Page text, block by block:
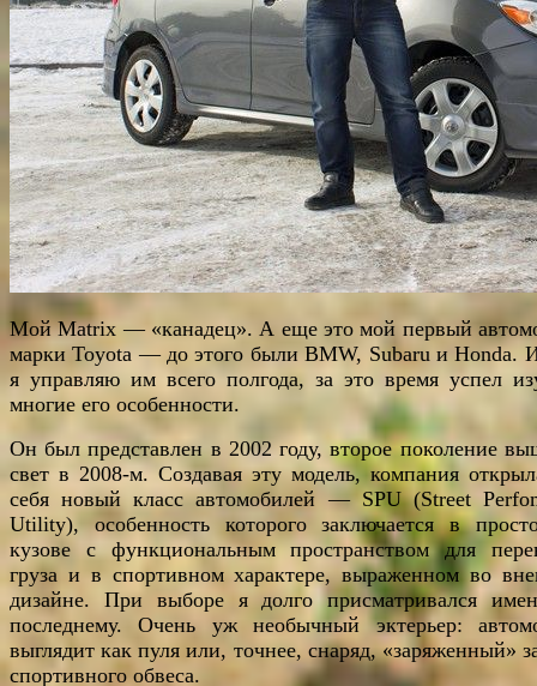
Мой Matrix — «канадец». А еще это мой первый
марки Toyota — до этого были BMW, Subaru и Honda.
я управляю им всего полгода, за это время успел
многие его особенности.
Он был представлен в 2002 году, второе поколение
свет в 2008-м. Создавая эту модель, компания
себя новый класс автомобилей — SPU (Street
Utility), особенность которого заключается в
кузове с функциональным пространством для
груза и в спортивном характере, выраженном во
дизайне. При выборе я долго присматривался
последнему. Очень уж необычный эктерьер:
выглядит как пуля или, точнее, снаряд, «заряженный»
спортивного обвеса.